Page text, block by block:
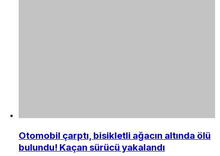
Otomobil çarptı, bisikletli ağacın altında ölü
bulundu! Kaçan sürücü yakalandı